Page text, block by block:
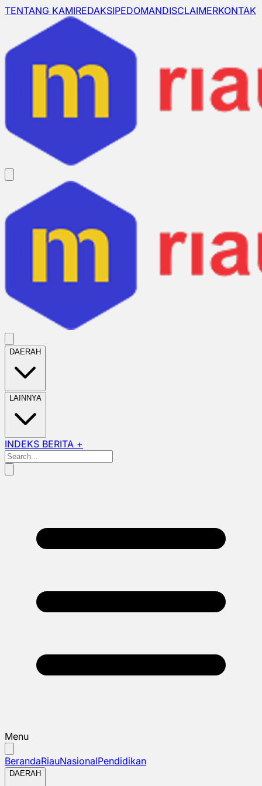
TENTANG KAMIREDAKSIPEDOMANDISCLAIMERKONTAK
DAERAH
LAINNYA
INDEKS BERITA +
Menu
BerandaRiauNasionalPendidikan
DAERAH